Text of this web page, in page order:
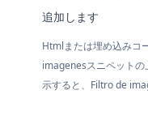
追加します
Htmlまたは埋め込みコ
imagenesスニペット
示すると、Filtro de